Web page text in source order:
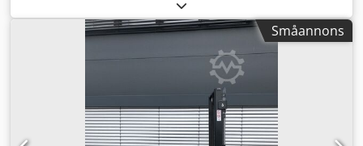
simplex, byggnadshöjd:1 970 mm, batterispänning:24 V,
gaffellängd:1 150 mm, totalvikt:665 kg, 5180321
Serienummer: OBWNR-000081 Batteriinformation: 24 V, 60
Småannons